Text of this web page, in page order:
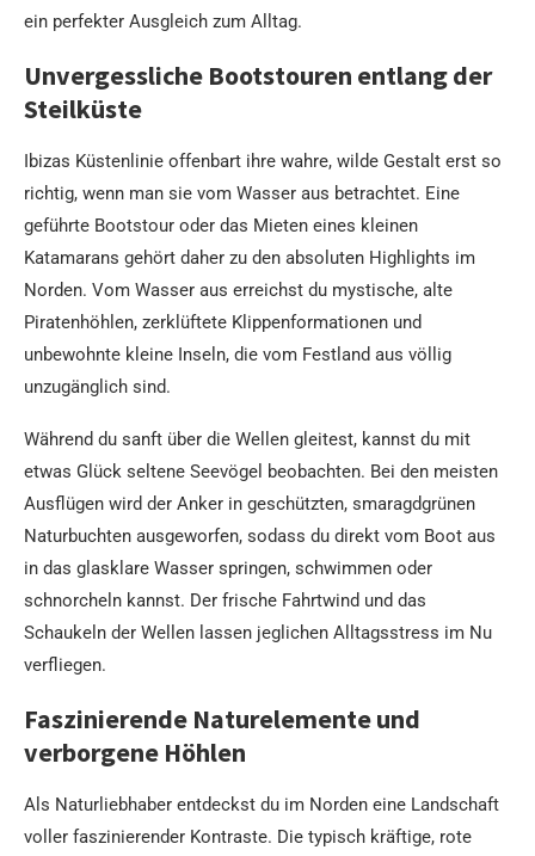
ein perfekter Ausgleich zum Alltag.
Unvergessliche Bootstouren entlang der
Steilküste
Ibizas Küstenlinie offenbart ihre wahre, wilde Gestalt erst so
richtig, wenn man sie vom Wasser aus betrachtet. Eine
geführte Bootstour oder das Mieten eines kleinen
Katamarans gehört daher zu den absoluten Highlights im
Norden. Vom Wasser aus erreichst du mystische, alte
Piratenhöhlen, zerklüftete Klippenformationen und
unbewohnte kleine Inseln, die vom Festland aus völlig
unzugänglich sind.
Während du sanft über die Wellen gleitest, kannst du mit
etwas Glück seltene Seevögel beobachten. Bei den meisten
Ausflügen wird der Anker in geschützten, smaragdgrünen
Naturbuchten ausgeworfen, sodass du direkt vom Boot aus
in das glasklare Wasser springen, schwimmen oder
schnorcheln kannst. Der frische Fahrtwind und das
Schaukeln der Wellen lassen jeglichen Alltagsstress im Nu
verfliegen.
Faszinierende Naturelemente und
verborgene Höhlen
Als Naturliebhaber entdeckst du im Norden eine Landschaft
voller faszinierender Kontraste. Die typisch kräftige, rote